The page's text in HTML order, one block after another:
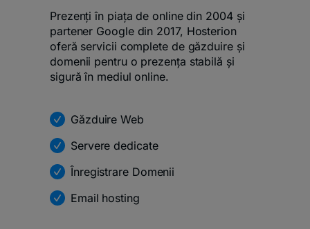
Prezenți în piața de online din 2004 și
partener Google din 2017, Hosterion
oferă servicii complete de găzduire și
domenii pentru o prezența stabilă și
sigură în mediul online.
Găzduire Web
Servere dedicate
Înregistrare Domenii
Email hosting